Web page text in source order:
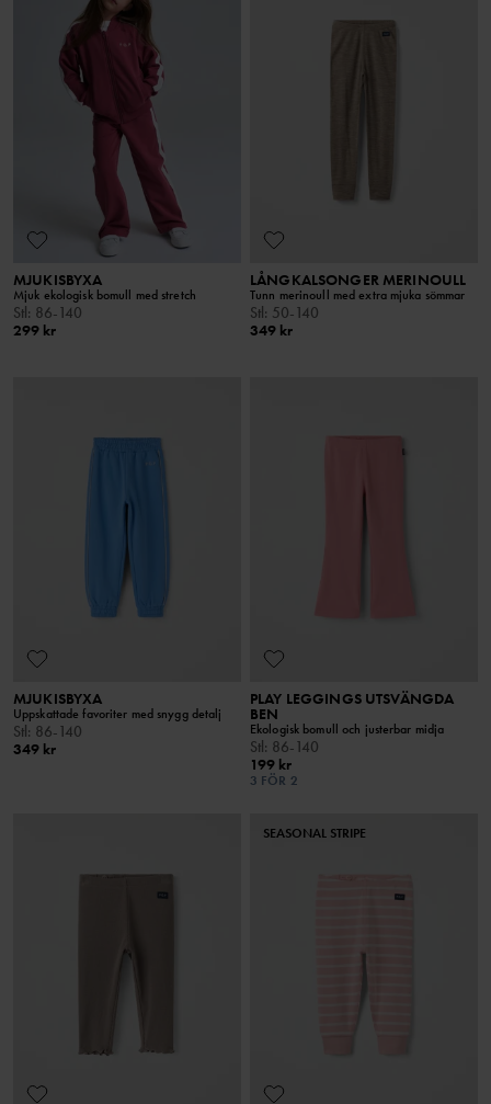
MJUKISBYXA
Mjuk ekologisk bomull med stretch
Stl : 86-140
299 kr
LÅNGKALSONGER MERINOULL
Tunn merinoull med extra mjuka sömmar
Stl : 50-140
349 kr
MJUKISBYXA
Uppskattade favoriter med snygg detalj
Stl: 86-140
349 kr
PLAY LEGGINGS UTSVÄNGDA
BEN
Ekologisk bomull och justerbar midja
Stl: 86-140
199 kr
3 FÖR 2
SEASONAL STRIPE